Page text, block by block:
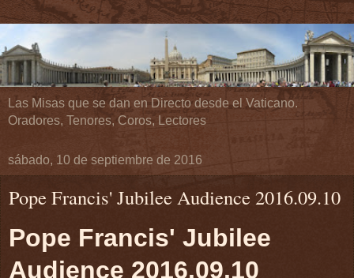
Las Misas que se dan en Directo desde el Vaticano.
Oradores, Tenores, Coros, Lectores
sábado, 10 de septiembre de 2016
Pope Francis' Jubilee Audience 2016.09.10
Pope Francis' Jubilee
Audience 2016.09.10